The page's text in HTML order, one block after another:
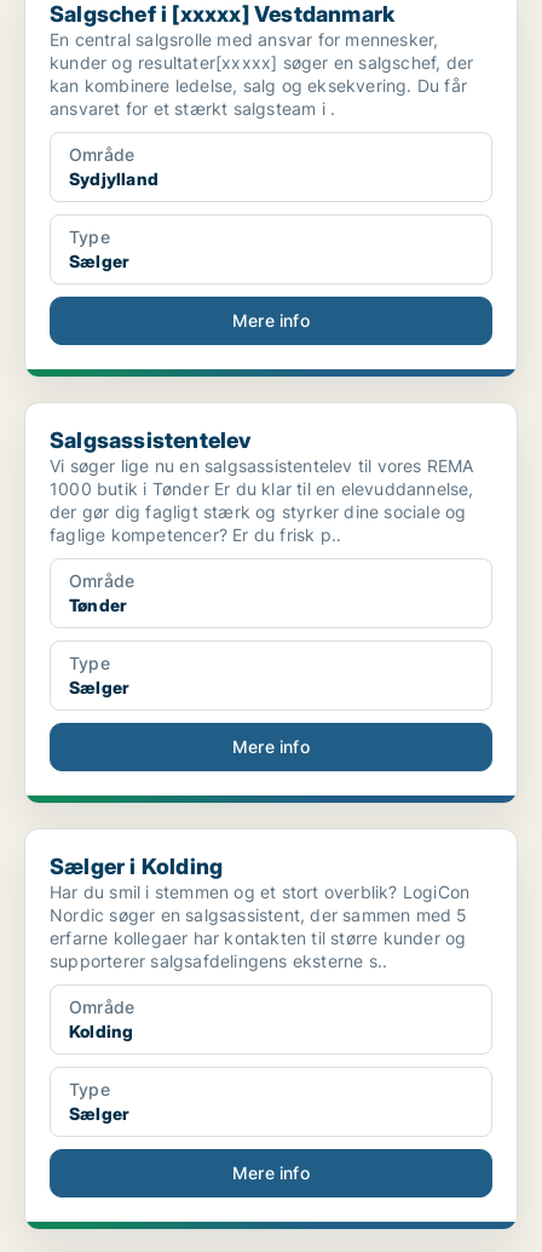
Salgschef i [xxxxx] Vestdanmark
En central salgsrolle med ansvar for mennesker,
kunder og resultater[xxxxx] søger en salgschef, der
kan kombinere ledelse, salg og eksekvering. Du får
ansvaret for et stærkt salgsteam i .
Område
Sydjylland
Type
Sælger
Mere info
Salgsassistentelev
Salgsassistentelev
Vi søger lige nu en salgsassistentelev til vores REMA
1000 butik i Tønder Er du klar til en elevuddannelse,
der gør dig fagligt stærk og styrker dine sociale og
faglige kompetencer? Er du frisk p..
Område
Tønder
Type
Sælger
Mere info
Sælger i Kolding
Sælger i Kolding
Har du smil i stemmen og et stort overblik? LogiCon
Nordic søger en salgsassistent, der sammen med 5
erfarne kollegaer har kontakten til større kunder og
supporterer salgsafdelingens eksterne s..
Område
Kolding
Type
Sælger
Mere info